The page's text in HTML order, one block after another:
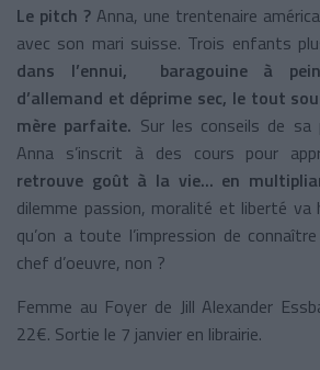
Le pitch ? Anna, une trentenaire
avec son mari suisse. Trois enfants
dans l’ennui, baragouine à
d’allemand et déprime sec, le tout
mère parfaite. Sur les conseils de
Anna s’inscrit à des cours pour
retrouve goût à la vie... en
dilemme passion, moralité et liberté
qu’on a toute l’impression de connaître
chef d’oeuvre, non ?
Femme au Foyer de Jill Alexander
22€. Sortie le 7 janvier en librairie.